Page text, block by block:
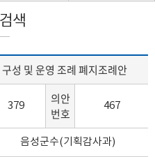
색
성 및 운영 조례 폐지조례안
379
의안
번호
467
음성군수(기획감사과)